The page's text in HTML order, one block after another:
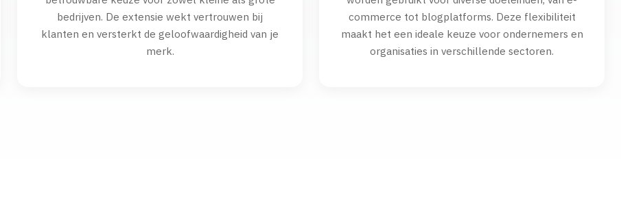
bedrijven. De extensie wekt vertrouwen bij
klanten en versterkt de geloofwaardigheid van je
merk.
commerce tot blogplatforms. Deze flexibiliteit
maakt het een ideale keuze voor ondernemers en
organisaties in verschillende sectoren.